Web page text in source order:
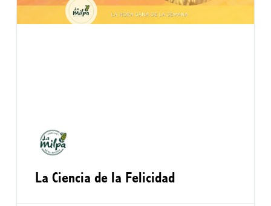
La Ciencia de la Felicidad